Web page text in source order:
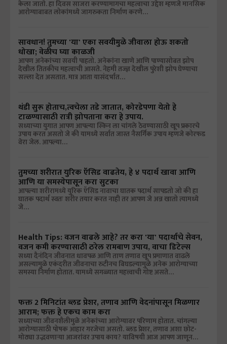
केला जातो. हा दिवस साजरा करण्यामागचा महत्वाचा उद्देश म्हणजे मानसिक
आरोग्याबाबत लोकांमध्ये जागरुकता निर्माण करणे…
सावधान! तुमच्या 'या' एका सवयीमुळे जीवाला होऊ शकतो
धोखा; वेळीच घ्या काळजी
आपण अनेकांच्या सवयी पाहतो. अनेकांना खाणे आणि पाण्यासोबत झोप
देखील तितकीच महत्वाची आसते. नेहमी तज्ज्ञ देखील पुरेशी झोप घेण्याचा
सल्ला देत असतात. मात्र आता यासंदर्भात…
थंडी सुरू होताच,त्वचेला तडे जातात, कोरडेपणा येतो हे
टाळण्यासाठी रात्री झोपताना करा हे उपाय.
सध्याच्या युगात आपण आपल्या स्किन ला चांगले ठेवण्यासाठी खूप प्रकारचे
उपाय करत असतो जे की यामध्ये सर्वात जास्त नैसर्गिक उपाय म्हणजे कोरफड
वेरा जेल. आपल्या…
तुमच्या शरीरात युरिक ऍसिड वाढतेय, हे ४ पदार्थ खावा आणि
आणि या समस्येपासून करा सुटका
आपल्या शरीरामध्ये युरिक ऍसिड नावाचा घातक पदार्थ सापडतो जो की हा
घातक पदार्थ स्वतः शरीर तयार करत नाही तर आपण जे अन्न खातो त्यामध्ये
जे…
Health Tips: वजन वाढले आहे? तर करा 'या' पदार्थाचे सेवन,
वजन कमी करण्यासाठी ठरेल रामबाण उपाय, वाचा डिटेल्स
सध्या दैनंदिन जीवनात धावपळ आणि ताण तणाव खूप प्रमाणात वाढले
असल्यामुळे एकंदरीत जीवनाचा रुटीनच बिघडल्यामुळे अनेक आरोग्याच्या
समस्या निर्माण होतात. यामध्ये सगळ्यात महत्त्वाची गोष्ट असते…
फक्त 2 मिनिटांत ब्लड प्रेशर, तणाव आणि वेदनांपासून मिळणार
आराम; फक्त हे एकच काम करा
सध्याच्या जीवनशैलीमुळे अनेकांच्या आरोग्यावर परिणाम होतात. चांगल्या
आरोग्यासाठी पोषक आहार गरजेचा असतो. ब्लड प्रेशर, तणाव अशा छोट-
मोठ्या उद्भवणाऱ्या आजरांवर उपाय काय? याविषयी आज आपण जाणून…